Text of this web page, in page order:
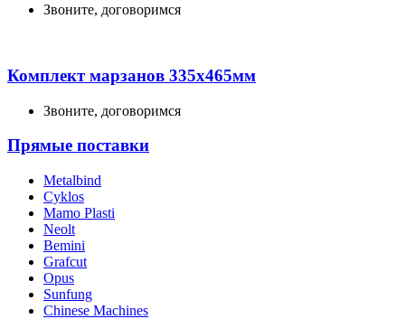
Звоните, договоримся
Комплект марзанов 335х465мм
Звоните, договоримся
Прямые поставки
Metalbind
Cyklos
Mamo Plasti
Neolt
Bemini
Grafcut
Opus
Sunfung
Chinese Machines